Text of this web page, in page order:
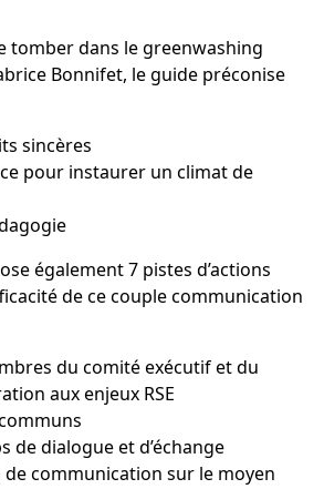
tomber dans le greenwashing
Bonnifet, le guide préconise
sincères
pour instaurer un climat de
également 7 pistes d’actions
de ce couple communication
du comité exécutif et du
aux enjeux RSE
de dialogue et d’échange
communication sur le moyen